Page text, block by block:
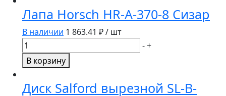
John
Deere
JD-
D-
460-
Сизар
Лапа Horsch HR-A-370-8 Сизар
В наличии 1 863.41 ₽ / шт
Количество
товара
Лапа
HR-
-+
В корзину
Диск Salford вырезной SL-B-